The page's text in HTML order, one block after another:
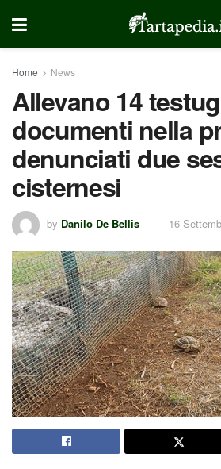
Home News
Allevano 14
documenti nella
denunciati due
cisternesi
by Danilo De Bellis 16